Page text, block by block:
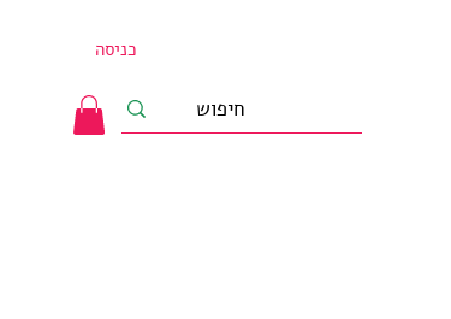
כניסה